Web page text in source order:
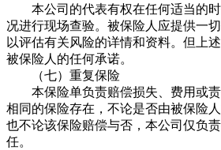
本公司的代表有权在任何适当的时
况进行现场查验。被保险人应提供一
以评估有关风险的详情和资料。但上
被保险人的任何承诺。
（七）重复保险
本保险单负责赔偿损失、费用或责
相同的保险存在，不论是否由被保险
也不论该保险赔偿与否，本公司仅负
任。